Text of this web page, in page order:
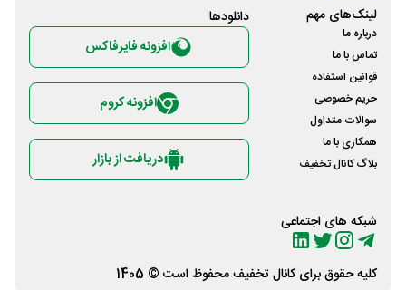
لینک‌های مهم
درباره ما
تماس با ما
قوانین استفاده
حریم خصوصی
سوالات متداول
همکاری با ما
بلاگ کانال تخفیف
شبکه های اجتماعی
دانلود‌ها
افزونه فایرفاکس
افزونه کروم
دریافت از بازار
کلیه حقوق برای کانال تخفیفمحفوظ است © 1405